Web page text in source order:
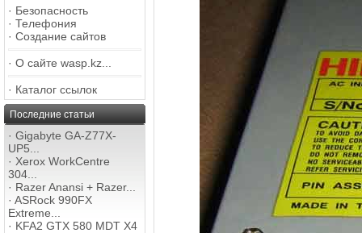
· Безопасность
· Телефония
· Создание сайтов
· О сайте wasp.kz...
· Каталог ссылок
Последние статьи
· Gigabyte GA-Z77X-
UP5...
· Xerox WorkCentre
304...
· Razer Anansi + Razer...
· ASRock 990FX
Extreme...
· KFA2 GTX 580 MDT X4